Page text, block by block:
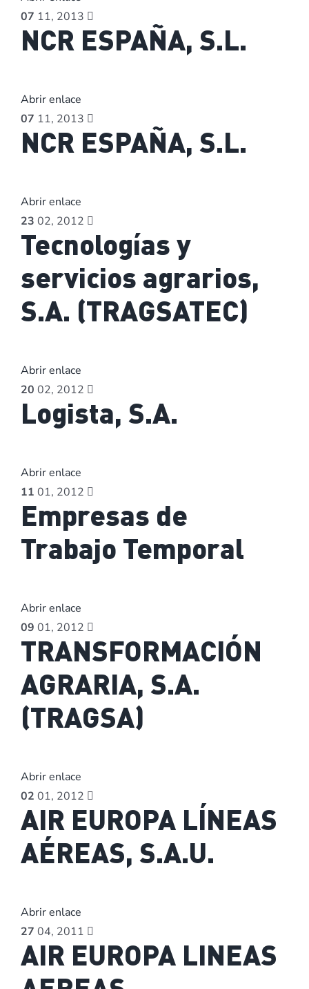
07 11, 2013
NCR ESPAÑA, S.L.
Abrir enlace
07 11, 2013
NCR ESPAÑA, S.L.
Abrir enlace
23 02, 2012
Tecnologías y
servicios agrarios,
S.A. (TRAGSATEC)
Abrir enlace
20 02, 2012
Logista, S.A.
Abrir enlace
11 01, 2012
Empresas de
Trabajo Temporal
Abrir enlace
09 01, 2012
TRANSFORMACIÓN
AGRARIA, S.A.
(TRAGSA)
Abrir enlace
02 01, 2012
AIR EUROPA LÍNEAS
AÉREAS, S.A.U.
Abrir enlace
27 04, 2011
AIR EUROPA LINEAS